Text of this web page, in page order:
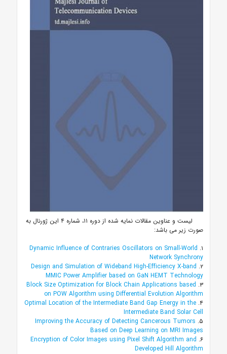
لیست و عناوین مقالات نمایه شده از دوره ۱۱، شماره ۴ این ژورنال به
صورت زیر می باشد:
۱. Dynamic Influence of Contraries Oscillators on Small-World
Network Synchrony
۲. Design and Simulation of Wideband High-Efficiency X-band
MMIC Power Amplifier based on GaN HEMT Technology
۳. Block Size Optimization for Block Chain Applications based
on POW Algorithm using Differential Evolution Algorithm
۴. Optimal Location of the Intermediate Band Gap Energy in the
Intermediate Band Solar Cell
۵. Improving the Accuracy of Detecting Cancerous Tumors
Based on Deep Learning on MRI Images
۶. Encryption of Color Images using Pixel Shift Algorithm and
Developed Hill Algorithm